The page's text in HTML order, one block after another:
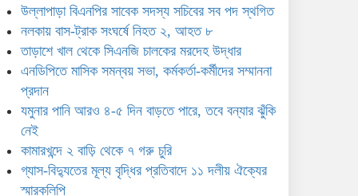
কামারখন্দে ২ বাড়ি থেকে ৭ গরু চুরি
প্রতিবাদে ১১ দলীয় ঐক্যের
স্মারকলিপি
খেতে পোকার আক্রমণ, তবুও
আখের বাম্পার ফলনের প্রত্যাশা
উল্লাপাড়া বিএনপির সাবেক সদস্য সচিবের সব পদ স্থগিত
নলকায় বাস-ট্রাক সংঘর্ষে নিহত ২, আহত ৮
তাড়াশে খাল থেকে সিএনজি চালকের মরদেহ উদ্ধার
এনডিপিতে মাসিক সমন্বয় সভা, কর্মকর্তা-কর্মীদের সম্মাননা
প্রদান
যমুনার পানি আরও ৪-৫ দিন বাড়তে পারে, তবে বন্যার ঝুঁকি
নেই
কামারখন্দে ২ বাড়ি থেকে ৭ গরু চুরি
গ্যাস-বিদ্যুতের মূল্য বৃদ্ধির প্রতিবাদে ১১ দলীয় ঐক্যের
স্মারকলিপি